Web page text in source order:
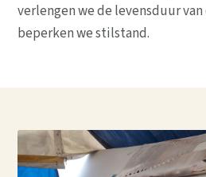
verlengen we de levensduur
beperken we stilstand.